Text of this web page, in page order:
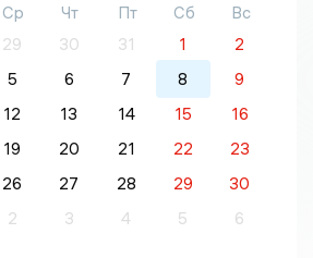
Ср Чт Пт Сб
Вс
29 30 31 1
2
5 6 7 8
9
12 13 14 15
16
19 20 21 22
23
26 27 28 29
30
2 3 4 5 6